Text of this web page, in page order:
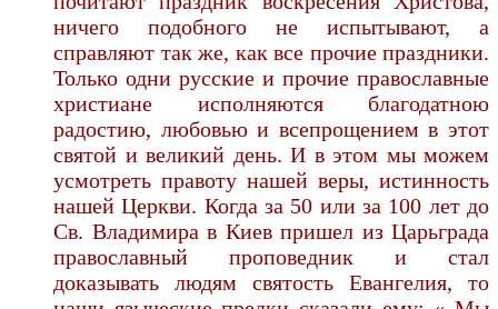
ничего подобного не испытывают, а
справляют так же, как все прочие праздники.
Только одни русские и прочие православные
христиане исполняются благодатною
радостию, любовью и всепрощением в этот
святой и великий день. И в этом мы можем
усмотреть правоту нашей веры, истинность
нашей Церкви. Когда за 50 или за 100 лет до
Св. Владимира в Киев пришел из Царьграда
православный проповедник и стал
доказывать людям святость Евангелия, то